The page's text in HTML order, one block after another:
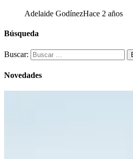
Adelaide GodínezHace 2 años
Búsqueda
Buscar:
Novedades